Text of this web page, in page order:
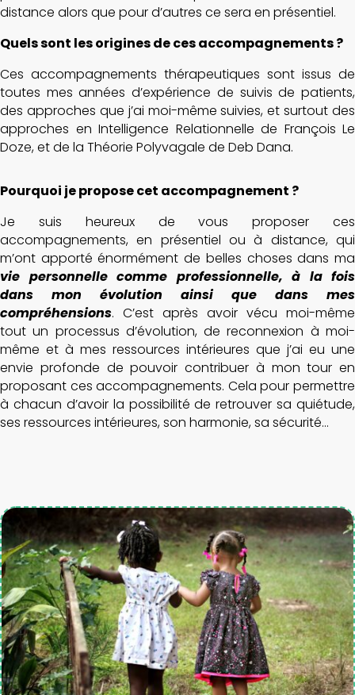
distance alors que pour d’autres ce sera en présentiel.
Quels sont les origines de ces accompagnements ?
Ces accompagnements thérapeutiques sont issus de
toutes mes années d’expérience de suivis de patients,
des approches que j’ai moi-même suivies, et surtout des
approches en Intelligence Relationnelle de François Le
Doze, et de la Théorie Polyvagale de Deb Dana.
Pourquoi je propose cet accompagnement ?
Je suis heureux de vous proposer ces
accompagnements, en présentiel ou à distance, qui
m’ont apporté énormément de belles choses dans ma
vie personnelle comme professionnelle, à la fois
dans mon évolution ainsi que dans mes
compréhensions. C’est après avoir vécu moi-même
tout un processus d’évolution, de reconnexion à moi-
même et à mes ressources intérieures que j’ai eu une
envie profonde de pouvoir contribuer à mon tour en
proposant ces accompagnements. Cela pour permettre
à chacun d’avoir la possibilité de retrouver sa quiétude,
ses ressources intérieures, son harmonie, sa sécurité…